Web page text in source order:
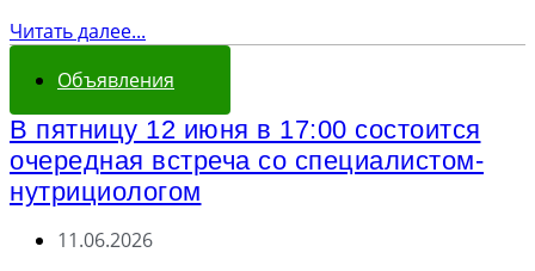
Читать далее...
Объявления
В пятницу 12 июня в 17:00 состоится
очередная встреча со специалистом-
нутрициологом
11.06.2026